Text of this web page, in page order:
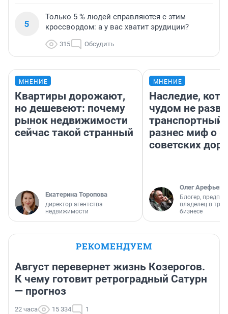
5
Только 5 % людей справляются с этим
кроссвордом: а у вас хватит эрудиции?
315 Обсудить
МНЕНИЕ
Квартиры дорожают,
но дешевеют: почему
рынок недвижимости
сейчас такой странный
Екатерина Торопова
директор агентства
недвижимости
МНЕНИЕ
Наследие,
чудом не
транспортный
разнес миф о
советских
Олег Арефьев
Блогер,
владелец в
бизнесе
РЕКОМЕНДУЕМ
Август перевернет жизнь Козерогов.
К чему готовит ретроградный Сатурн
— прогноз
22 часа 15 334 1